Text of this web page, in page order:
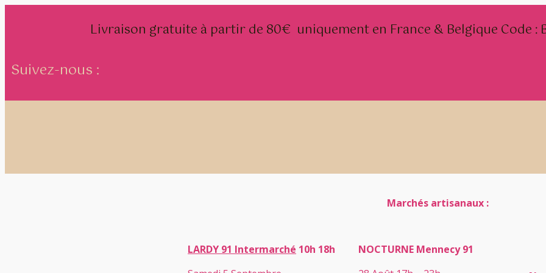
Livraison gratuite à partir de 80€ uniquement en France & Belgique Code :
Suivez-nous :
LARDY 91 Intermarché 10h 18h
Marchés artisanaux :
NOCTURNE Mennecy 91